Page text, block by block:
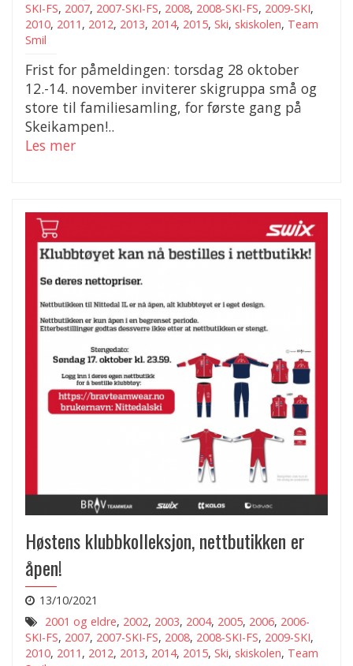
SKI-FS, 2007, 2007-SKI-FS, 2008, 2008-SKI-FS, 2009-SKI,
2010, 2011 , 2012, 2013, 2014, 2015, Ski, skiskolen, Team
Smil
Frist for påmeldingen: torsdag 28 oktober
12.-14. november inviterer skigruppa små og
store til familiesamling, for første gang på
Skeikampen!..
Les mer
Høstens klubbkolleksjon, nettbutikken er
åpen!
13/10/2021
2001 og eldre, 2002, 2003, 2004, 2005, 2006, 2006-
SKI-FS, 2007, 2007-SKI-FS, 2008, 2008-SKI-FS, 2009-SKI,
2010, 2011 , 2012, 2013, 2014, 2015, Ski, skiskolen, Team